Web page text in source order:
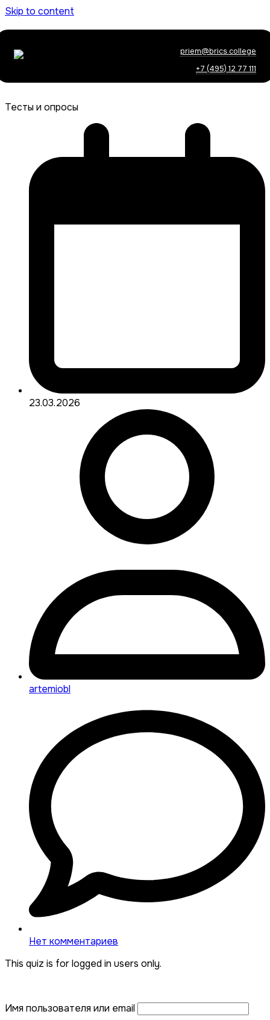
Skip to content
priem@brics.college
+7 (495) 12 77 111
Тесты и опросы
23.03.2026
artemiobl
Нет комментариев
This quiz is for logged in users only.
Имя пользователя или email